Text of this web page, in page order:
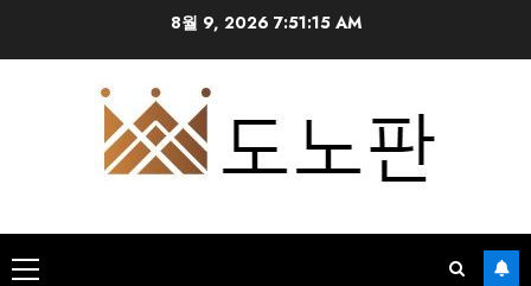
8월 9, 2026 7:51:16 AM
Primary